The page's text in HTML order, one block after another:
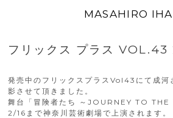
MASAHIRO
フリックス プラス VOL.43
発売中のフリックスプラスVol43にて成河
影させて頂きました。
舞台「冒険者たち ～JOURNEY TO THE
2/16まで神奈川芸術劇場で上演されます。